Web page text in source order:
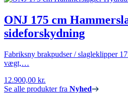
ONJ 175 cm
sideforskydning
Fabriksny brakpudser / slagleklipper
vægt,…
12.900,00 kr.
Se alle produkter fra Nyhed